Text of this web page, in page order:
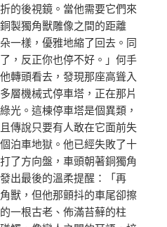
的後視鏡。當他需要它們來
製獨角獸雕像之間的距離
一樣，優雅地縮了回去。同
，反正你也停不好。」何手
轉頭看去，發現那座高聳入
層機械式停車塔，正在那片
光。這棟停車塔是個異類，
傳說只要有人敢在它面前失
泊車地獄。他已經失敗了十
了方向盤，車頭朝著銅獨角
出最後的溫柔提醒：「再
獸，但他那顫抖的車尾卻擦
一根古老、佈滿苔蘚的柱